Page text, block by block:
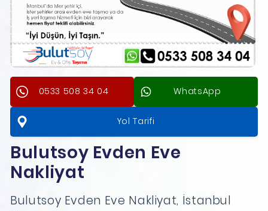
0533 508 34 04 WhatsApp
Yol Tarifi
Bulutsoy Evden Eve
Nakliyat
Bulutsoy Evden Eve Nakliyat, İstanbul